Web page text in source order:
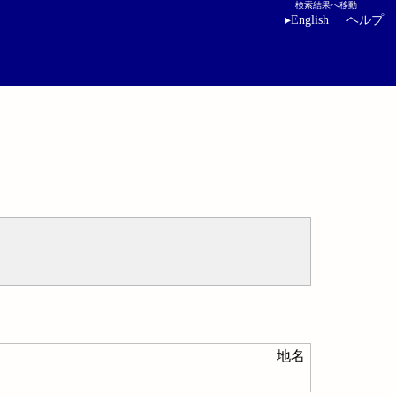
検索結果へ移動
▸English ヘルプ
地名